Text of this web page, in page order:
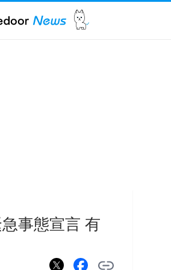
事態宣言 有